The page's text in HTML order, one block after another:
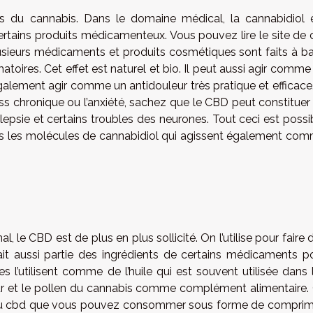
du cannabis. Dans le domaine médical, la cannabidiol
produits médicamenteux. Vous pouvezlire le sitede
médicaments et produits cosmétiques sont faits à
Cet effet est naturel et bio. Il peut aussi agir comme
agir comme un antidouleur très pratique et
chronique ou l’anxiété, sachez que le CBD peut constituer
et certains troubles des neurones. Tout ceci est
les molécules de cannabidiol qui agissent également
le CBD est de plus en plus sollicité. On l’utilise pour faire
aussi partie des ingrédients de certains médicaments
l’utilisent comme de l’huile qui est souvent utilisée dans
et le pollen du cannabis comme complément alimentaire.
cbd que vous pouvez consommer sous forme de